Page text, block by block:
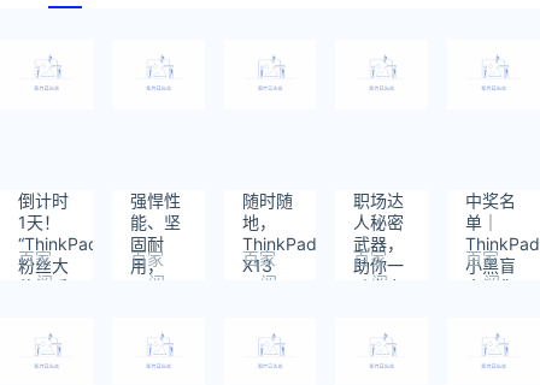
倒计时
1天！
“ThinkPad
粉丝大
使俱乐
动在即
百家
阅
490
强悍性
能、坚
固耐
用，
ThinkPad
2023
让思考
更有力
百家
阅
807
随时随
地，
ThinkPad
X13
2023
效搞定
KPI！
百家
阅
职场达
人秘密
武器，
助你一
臂之力
百家
阅
608
中奖名
单｜
ThinkPad
小黑盲
盒与您
百家
阅
470